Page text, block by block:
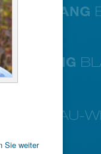
Sie weiter